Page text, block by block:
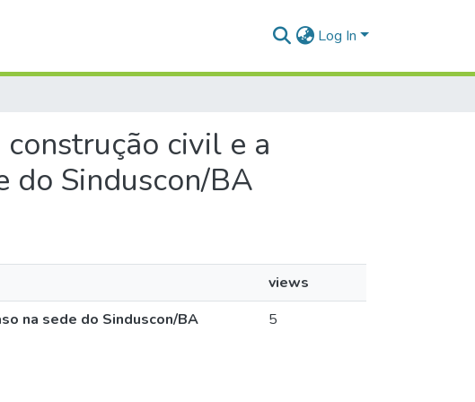
Log In
civil e a
do Sinduscon/BA
views
na sede do Sinduscon/BA
5